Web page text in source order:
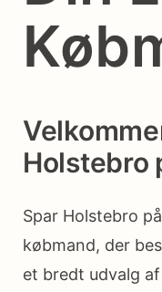
Holstebro
Spar Holstebro
købmand, der
et bredt udvalg